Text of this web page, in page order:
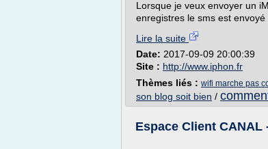
Lorsque je veux envoyer un
enregistres le sms est
Lire la suite
Date: 2017-09-09 20:00:39
Site : http://www.iphon.fr
Thèmes liés : wifi marche pas
son blog soit bien /
Espace Client CANAL